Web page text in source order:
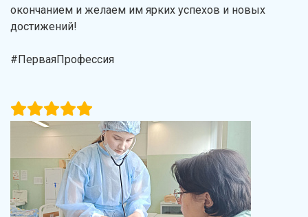
окончанием и желаем им ярких успехов и новых
достижений!
#ПерваяПрофессия